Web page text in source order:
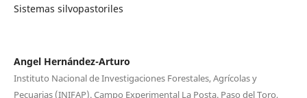
Sistemas silvopastoriles
Angel Hernández-Arturo
Instituto Nacional de Investigaciones Forestales, Agrícolas y
Pecuarias (INIFAP). Campo Experimental La Posta. Paso del Toro,